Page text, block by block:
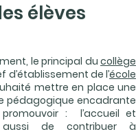
élèves
le principal du collège
d’établissement de l’école
mettre en place une
pédagogique encadrante
: l’accueil et
de contribuer à